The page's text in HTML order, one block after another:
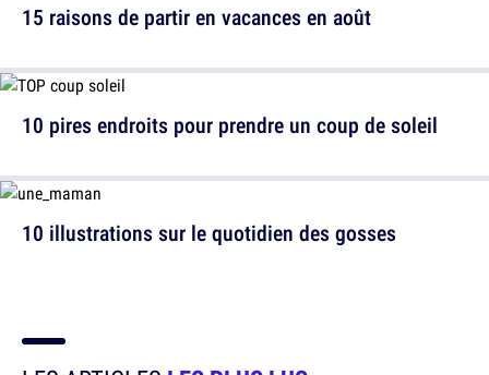
10 pires endroits pour prendre un coup de soleil
15 raisons de partir en vacances en août
10 illustrations sur le quotidien des gosses